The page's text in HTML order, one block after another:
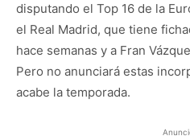
disputando el Top 16 de la
el Real Madrid, que tiene
hace semanas y a Fran
Pero no anunciará estas
acabe la temporada.